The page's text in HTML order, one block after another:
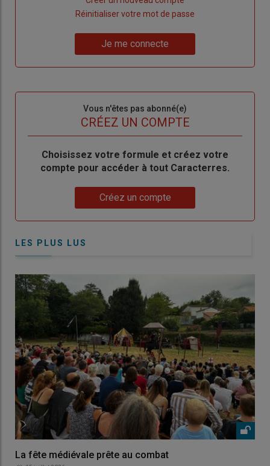
de
Réinitialiser votre mot de passe
me
Je me connecte
Vous n'êtes pas abonné(e)
CRÉEZ UN COMPTE
BodyChoisissez votre formule et créez votre
compte pour accéder à tout Caracterres.
Créez un compte
LES PLUS LUS
La fête médiévale prête au combat